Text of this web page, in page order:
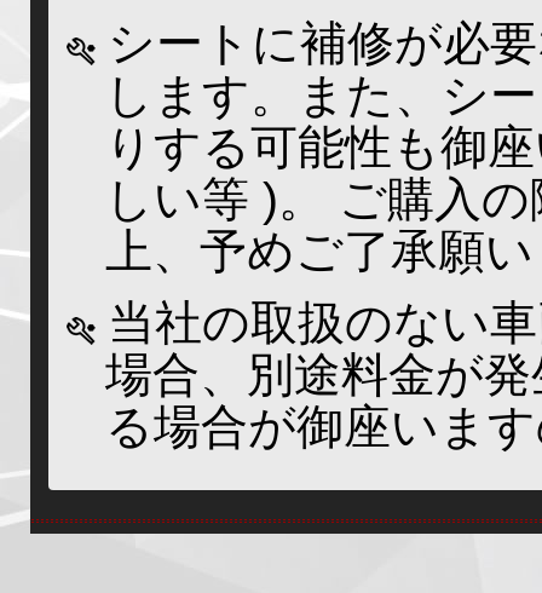
シートに補修が必
します。また、シ
りする可能性も御
しい等 )。 ご購入
上、予めご了承願
当社の取扱のない
場合、別途料金が
る場合が御座いま